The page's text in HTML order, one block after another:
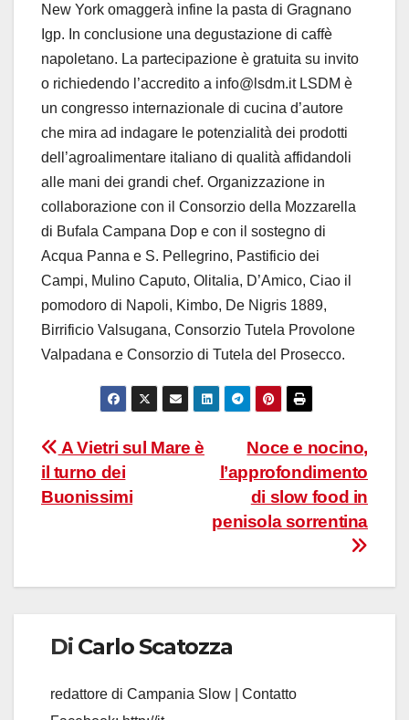
New York omaggerà infine la pasta di Gragnano
Igp. In conclusione una degustazione di caffè
napoletano. La partecipazione è gratuita su invito
o richiedendo l’accredito a info@lsdm.it LSDM è
un congresso internazionale di cucina d’autore
che mira ad indagare le potenzialità dei prodotti
dell’agroalimentare italiano di qualità affidandoli
alle mani dei grandi chef. Organizzazione in
collaborazione con il Consorzio della Mozzarella
di Bufala Campana Dop e con il sostegno di
Acqua Panna e S. Pellegrino, Pastificio dei
Campi, Mulino Caputo, Olitalia, D’Amico, Ciao il
pomodoro di Napoli, Kimbo, De Nigris 1889,
Birrificio Valsugana, Consorzio Tutela Provolone
Valpadana e Consorzio di Tutela del Prosecco.
Navigazione
articoli
Noce e nocino,
l’approfondimento
di slow food in
penisola sorrentina
A Vietri sul Mare è
il turno dei
Buonissimi
Di Carlo Scatozza
redattore di Campania Slow | Contatto